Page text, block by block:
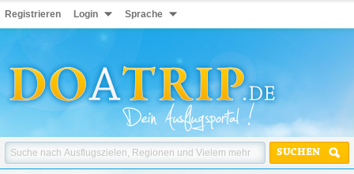
Registrieren Login Sprache
SUCHEN